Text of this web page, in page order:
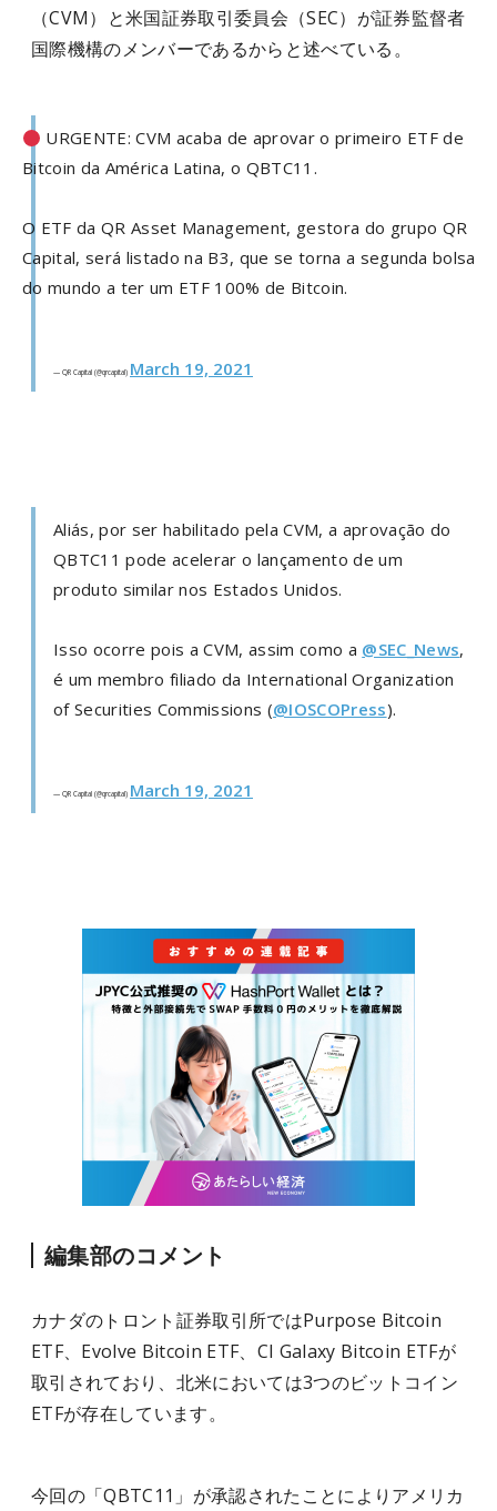
（CVM）と米国証券取引委員会（SEC）が証券監督者
国際機構のメンバーであるからと述べている。
URGENTE: CVM acaba de aprovar o primeiro ETF de
Bitcoin da América Latina, o QBTC11.
O ETF da QR Asset Management, gestora do grupo QR
Capital, será listado na B3, que se torna a segunda bolsa
do mundo a ter um ETF 100% de Bitcoin.
— QR Capital (@qrcapital) March 19, 2021
Aliás, por ser habilitado pela CVM, a aprovação do
QBTC11 pode acelerar o lançamento de um
produto similar nos Estados Unidos.
Isso ocorre pois a CVM, assim como a @SEC_News,
é um membro filiado da International Organization
of Securities Commissions (@IOSCOPress).
— QR Capital (@qrcapital) March 19, 2021
編集部のコメント
カナダのトロント証券取引所ではPurpose Bitcoin
ETF、Evolve Bitcoin ETF、CI Galaxy Bitcoin ETFが
取引されており、北米においては3つのビットコイン
ETFが存在しています。
今回の「QBTC11」が承認されたことによりアメリカ